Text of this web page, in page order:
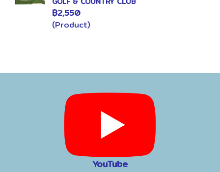
฿2,550
(Product)
YouTube